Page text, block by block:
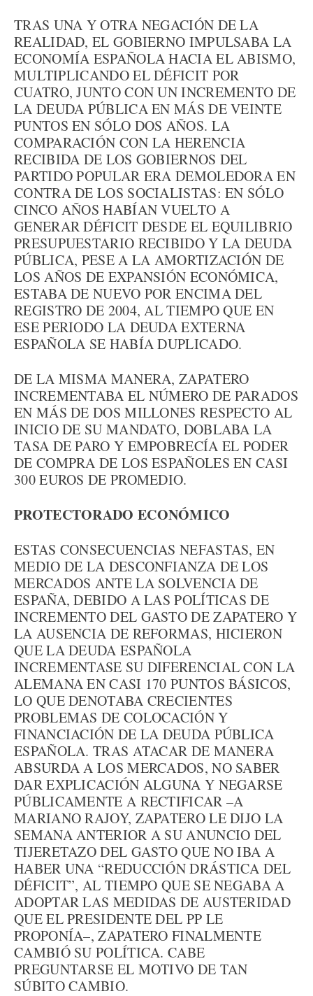
TRAS UNA Y OTRA NEGACIÓN DE LA
REALIDAD, EL GOBIERNO IMPULSABA LA
ECONOMÍA ESPAÑOLA HACIA EL ABISMO,
MULTIPLICANDO EL DÉFICIT POR
CUATRO, JUNTO CON UN INCREMENTO DE
LA DEUDA PÚBLICA EN MÁS DE VEINTE
PUNTOS EN SÓLO DOS AÑOS. LA
COMPARACIÓN CON LA HERENCIA
RECIBIDA DE LOS GOBIERNOS DEL
PARTIDO POPULAR ERA DEMOLEDORA EN
CONTRA DE LOS SOCIALISTAS: EN SÓLO
CINCO AÑOS HABÍAN VUELTO A
GENERAR DÉFICIT DESDE EL EQUILIBRIO
PRESUPUESTARIO RECIBIDO Y LA DEUDA
PÚBLICA, PESE A LA AMORTIZACIÓN DE
LOS AÑOS DE EXPANSIÓN ECONÓMICA,
ESTABA DE NUEVO POR ENCIMA DEL
REGISTRO DE 2004, AL TIEMPO QUE EN
ESE PERIODO LA DEUDA EXTERNA
ESPAÑOLA SE HABÍA DUPLICADO.
DE LA MISMA MANERA, ZAPATERO
INCREMENTABA EL NÚMERO DE PARADOS
EN MÁS DE DOS MILLONES RESPECTO AL
INICIO DE SU MANDATO, DOBLABA LA
TASA DE PARO Y EMPOBRECÍA EL PODER
DE COMPRA DE LOS ESPAÑOLES EN CASI
300 EUROS DE PROMEDIO.
PROTECTORADO ECONÓMICO
ESTAS CONSECUENCIAS NEFASTAS, EN
MEDIO DE LA DESCONFIANZA DE LOS
MERCADOS ANTE LA SOLVENCIA DE
ESPAÑA, DEBIDO A LAS POLÍTICAS DE
INCREMENTO DEL GASTO DE ZAPATERO Y
LA AUSENCIA DE REFORMAS, HICIERON
QUE LA DEUDA ESPAÑOLA
INCREMENTASE SU DIFERENCIAL CON LA
ALEMANA EN CASI 170 PUNTOS BÁSICOS,
LO QUE DENOTABA CRECIENTES
PROBLEMAS DE COLOCACIÓN Y
FINANCIACIÓN DE LA DEUDA PÚBLICA
ESPAÑOLA. TRAS ATACAR DE MANERA
ABSURDA A LOS MERCADOS, NO SABER
DAR EXPLICACIÓN ALGUNA Y NEGARSE
PÚBLICAMENTE A RECTIFICAR –A
MARIANO RAJOY, ZAPATERO LE DIJO LA
SEMANA ANTERIOR A SU ANUNCIO DEL
TIJERETAZO DEL GASTO QUE NO IBA A
HABER UNA “REDUCCIÓN DRÁSTICA DEL
DÉFICIT”, AL TIEMPO QUE SE NEGABA A
ADOPTAR LAS MEDIDAS DE AUSTERIDAD
QUE EL PRESIDENTE DEL PP LE
PROPONÍA–, ZAPATERO FINALMENTE
CAMBIÓ SU POLÍTICA. CABE
PREGUNTARSE EL MOTIVO DE TAN
SÚBITO CAMBIO.